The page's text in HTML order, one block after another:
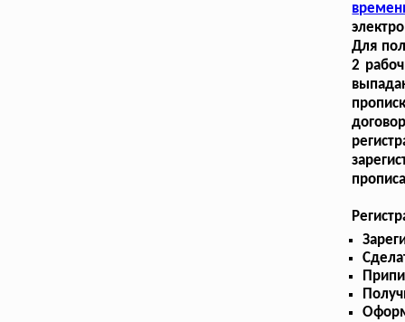
Для
2